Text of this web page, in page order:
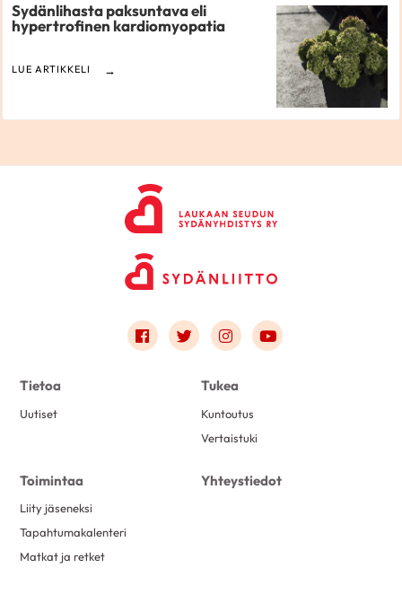
Sydänlihasta paksuntava eli
hypertrofinen kardiomyopatia
LUE ARTIKKELI
Link to facebook
Link to twitter
Link to instagram
Link to youtube
Tietoa
Uutiset
Tukea
Kuntoutus
Vertaistuki
Toimintaa
Liity jäseneksi
Tapahtumakalenteri
Matkat ja retket
Yhteystiedot